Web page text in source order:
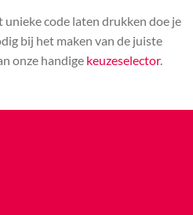
code laten drukken doe je
bij het maken van de juiste
onze handige keuzeselector.